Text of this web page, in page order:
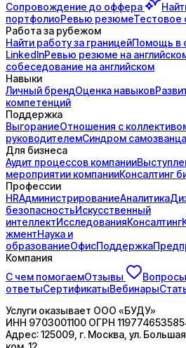
Сопровождение до оффера
портфолиоРевью резюмеТестовое
Работа за рубежом
Найти работу за границейПомощь в
LinkedInРевью резюме на
собеседование на английском
Навыки
Личный брендОценка навыков
компетенций
Поддержка
ВыгораниеОтношения с
руководителемСиндром самозванца
Для бизнеса
Аудит процессов компании
мероприятии компанииКонсалтинг
Профессии
HRАдминистрированиеАналитика
безопасностьИскусственный
интеллектИсследованияКонсалтинг
жментНаука и
образованиеОфисПоддержка
Компания
С чем помогаемОтзывы
ответыСертификатыВебинары
Услуги оказывает ООО «БУДУ»
ИНН 9703001100 ОГРН
Адрес:125009, г. Москва, ул. Большая